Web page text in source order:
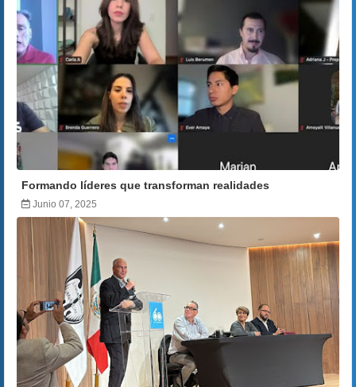
Formando líderes que transforman realidades
Junio 07, 2025